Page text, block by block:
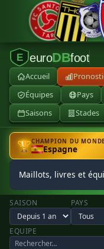
E euroDBfoot
Accueil
Équipes
Pays
Saisons
Stades
🏆CHAMPION DU
Espagne
Maillots, livres et
SAISON PAYS
EQUIPE